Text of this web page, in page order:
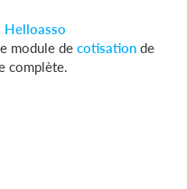
Helloasso
module de cotisation de
complète.